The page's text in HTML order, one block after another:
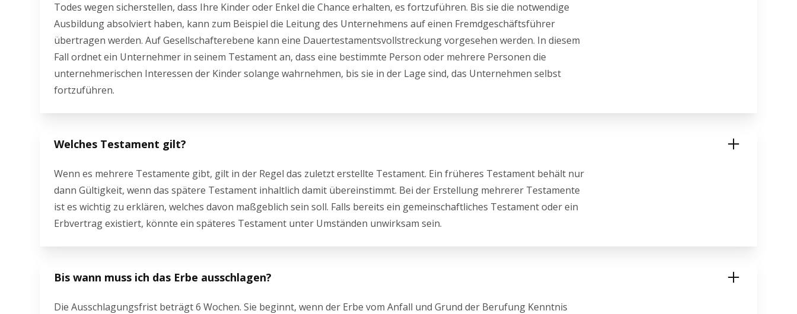
Todes wegen sicherstellen, dass Ihre Kinder oder Enkel die Chance erhalten, es fortzuführen. Bis sie die notwendige
Ausbildung absolviert haben, kann zum Beispiel die Leitung des Unternehmens auf einen Fremdgeschäftsführer
übertragen werden. Auf Gesellschafterebene kann eine Dauertestamentsvollstreckung vorgesehen werden. In diesem
Fall ordnet ein Unternehmer in seinem Testament an, dass eine bestimmte Person oder mehrere Personen die
unternehmerischen Interessen der Kinder solange wahrnehmen, bis sie in der Lage sind, das Unternehmen selbst
fortzuführen.
Welches Testament gilt?
Wenn es mehrere Testamente gibt, gilt in der Regel das zuletzt erstellte Testament. Ein früheres Testament behält nur
dann Gültigkeit, wenn das spätere Testament inhaltlich damit übereinstimmt. Bei der Erstellung mehrerer Testamente
ist es wichtig zu erklären, welches davon maßgeblich sein soll. Falls bereits ein gemeinschaftliches Testament oder ein
Erbvertrag existiert, könnte ein späteres Testament unter Umständen unwirksam sein.
Bis wann muss ich das Erbe ausschlagen?
Die Ausschlagungsfrist beträgt 6 Wochen. Sie beginnt, wenn der Erbe vom Anfall und Grund der Berufung Kenntnis